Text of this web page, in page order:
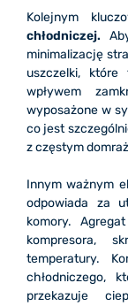
Kolejnym
chłodniczej.
minimalizację
uszczelki, które
wpływem
wyposażone w
co jest
z częstym
Innym ważnym
odpowiada za
komory.
kompresora,
temperatury.
chłodniczego,
przekazuje